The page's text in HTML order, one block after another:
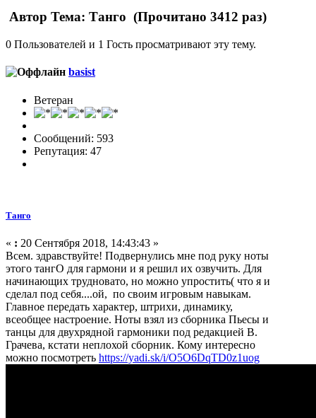
Автор Тема: Танго (Прочитано 3412 раз)
0 Пользователей и 1 Гость просматривают эту тему.
basist
Ветеран
Сообщений: 593
Репутация: 47
Танго
« : 20 Сентября 2018, 14:43:43 »
Всем. здравствуйте! Подвернулись мне под руку ноты
этого тангО для гармони и я решил их озвучить. Для
начинающих трудновато, но можно упростить( что я и
сделал под себя....ой, по своим игровым навыкам.
Главное передать характер, штрихи, динамику,
всеобщее настроение. Ноты взял из сборника Пьесы и
танцы для двухрядной гармоники под редакцией В.
Грачева, кстати неплохой сборник. Кому интересно
можно посмотреть https://yadi.sk/i/O5O6DqTD0z1uog